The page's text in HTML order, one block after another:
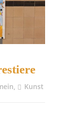
Kunst